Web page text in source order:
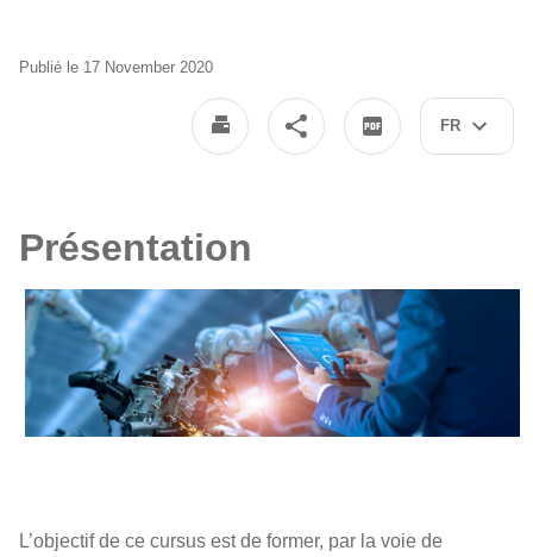
Publié le 17 November 2020
FR
Présentation
L’objectif de ce cursus est de former, par la voie de